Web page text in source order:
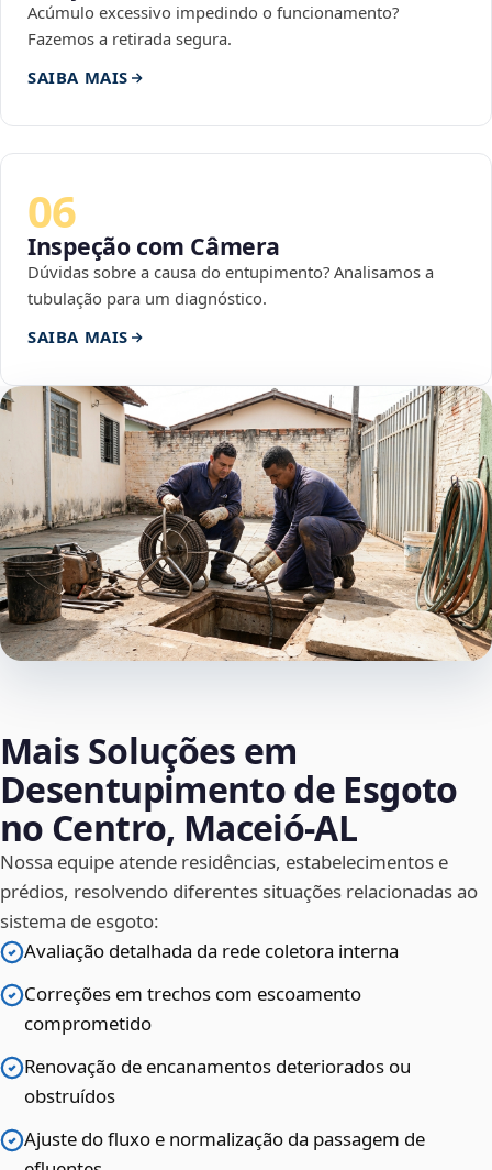
Acúmulo excessivo impedindo o funcionamento?
Fazemos a retirada segura.
SAIBA MAIS
06
Inspeção com Câmera
Dúvidas sobre a causa do entupimento? Analisamos a
tubulação para um diagnóstico.
SAIBA MAIS
Mais Soluções em
Desentupimento de Esgoto
no Centro, Maceió‑AL
Nossa equipe atende residências, estabelecimentos e
prédios, resolvendo diferentes situações relacionadas ao
sistema de esgoto:
Avaliação detalhada da rede coletora interna
Correções em trechos com escoamento
comprometido
Renovação de encanamentos deteriorados ou
obstruídos
Ajuste do fluxo e normalização da passagem de